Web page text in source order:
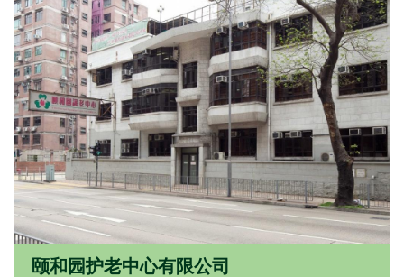
颐和园护老中心有限公司